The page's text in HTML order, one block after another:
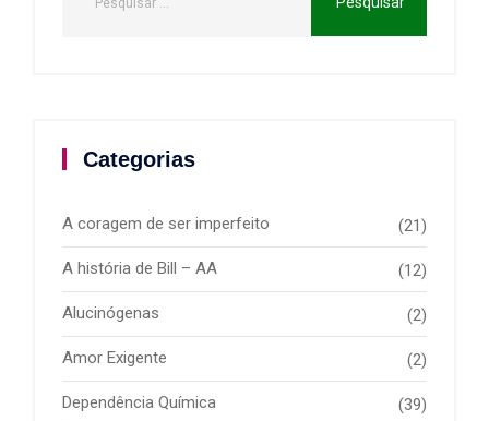
Categorias
A coragem de ser imperfeito (21)
A história de Bill – AA (12)
Alucinógenas (2)
Amor Exigente (2)
Dependência Química (39)